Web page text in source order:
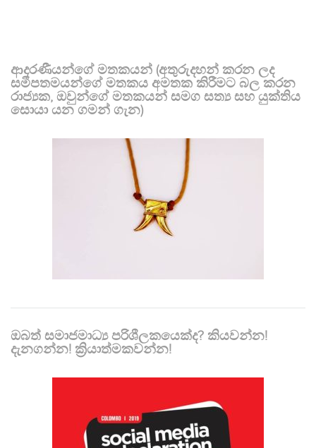
ආදරණීයන්ගේ මතකයන් (අතුරුදහන් කරන ලද
සමීපතමයන්ගේ මතකය අමතක කිරීමට බල කරන
රාජ්‍යක, ඔවුන්ගේ මතකයන් සමග සත්‍ය සහ යුක්තිය
සොයා යන ගමන් ගැන)
ඔබත් සමාජමාධ්‍ය පරිශීලකයෙක්ද? කියවන්න!
දැනගන්න! ක්‍රියාත්මකවන්න!